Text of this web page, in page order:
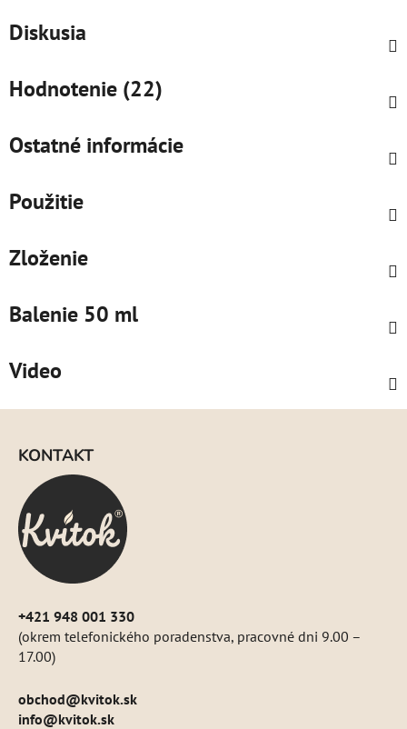
Diskusia
Hodnotenie (22)
Ostatné informácie
Použitie
Zloženie
Balenie 50 ml
Video
KONTAKT
+421 948 001 330
(okrem telefonického poradenstva, pracovné dni 9.00 –
17.00)
obchod@kvitok.sk
info@kvitok.sk